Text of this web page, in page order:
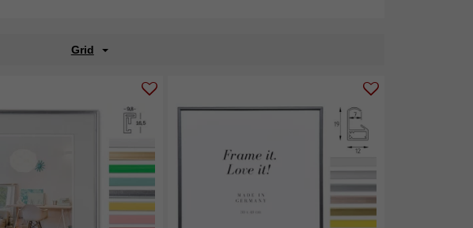
Grid